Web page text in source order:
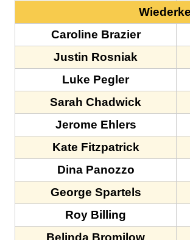
Caroline Brazier
Justin Rosniak
Luke Pegler
Sarah Chadwick
Jerome Ehlers
Kate Fitzpatrick
Dina Panozzo
George Spartels
Roy Billing
Belinda Bromilow